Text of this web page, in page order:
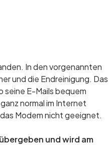
In den vorgenannten
und die Endreinigung. Das
seine E-Mails bequem
normal im Internet
Modem nicht geeignet.
und wird am